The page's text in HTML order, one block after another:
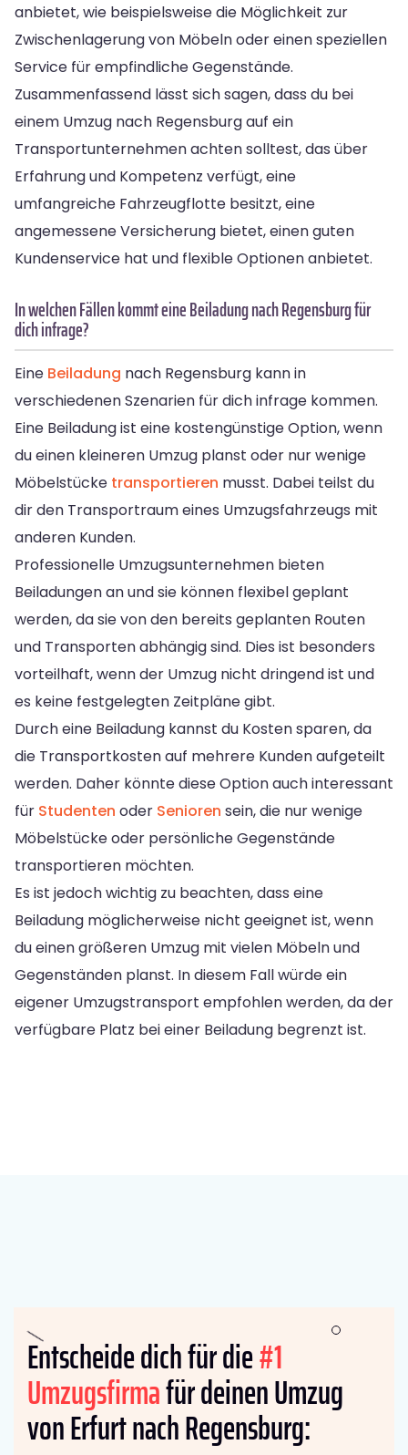
anbietet, wie beispielsweise die Möglichkeit zur
Zwischenlagerung von Möbeln oder einen speziellen
Service für empfindliche Gegenstände.
Zusammenfassend lässt sich sagen, dass du bei
einem Umzug nach Regensburg auf ein
Transportunternehmen achten solltest, das über
Erfahrung und Kompetenz verfügt, eine
umfangreiche Fahrzeugflotte besitzt, eine
angemessene Versicherung bietet, einen guten
Kundenservice hat und flexible Optionen anbietet.
In welchen Fällen kommt eine Beiladung nach Regensburg für
dich infrage?
Eine Beiladung nach Regensburg kann in
verschiedenen Szenarien für dich infrage kommen.
Eine Beiladung ist eine kostengünstige Option, wenn
du einen kleineren Umzug planst oder nur wenige
Möbelstücke transportieren musst. Dabei teilst du
dir den Transportraum eines Umzugsfahrzeugs mit
anderen Kunden.
Professionelle Umzugsunternehmen bieten
Beiladungen an und sie können flexibel geplant
werden, da sie von den bereits geplanten Routen
und Transporten abhängig sind. Dies ist besonders
vorteilhaft, wenn der Umzug nicht dringend ist und
es keine festgelegten Zeitpläne gibt.
Durch eine Beiladung kannst du Kosten sparen, da
die Transportkosten auf mehrere Kunden aufgeteilt
werden. Daher könnte diese Option auch interessant
für Studenten oder Senioren sein, die nur wenige
Möbelstücke oder persönliche Gegenstände
transportieren möchten.
Es ist jedoch wichtig zu beachten, dass eine
Beiladung möglicherweise nicht geeignet ist, wenn
du einen größeren Umzug mit vielen Möbeln und
Gegenständen planst. In diesem Fall würde ein
eigener Umzugstransport empfohlen werden, da der
verfügbare Platz bei einer Beiladung begrenzt ist.
Entscheide dich für die#1
Umzugsfirmafür deinen Umzug
von Erfurt nach Regensburg: